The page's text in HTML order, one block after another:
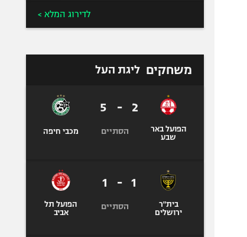
לדירוג המלא >
משחקים ליגת העל
הפועל באר
שבע
2
-
5
הסתיים מכבי חיפה
בית"ר
ירושלים
1
-
1
הסתיים
הפועל תל
אביב